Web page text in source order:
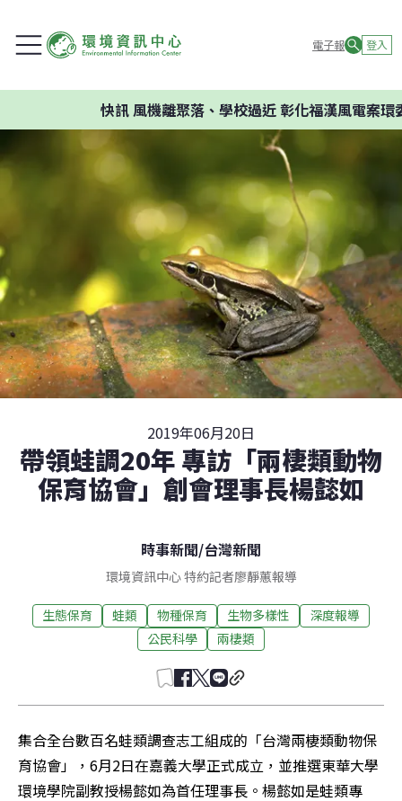
電子報 登入
風機離聚落、學校過近 彰化福漢風電案環委建議不
2019年06月20日
帶領蛙調20年 專訪「兩棲類動物
保育協會」創會理事長楊懿如
時事新聞/台灣新聞
環境資訊中心 特約記者廖靜蕙報導
生態保育 蛙類 物種保育 生物多樣性
深度報導
公民科學
兩棲類
集合全台數百名蛙類調查志工組成的「台灣兩棲類動物保
育協會」，6月2日在嘉義大學正式成立，並推選東華大學
環境學院副教授楊懿如為首任理事長。楊懿如是蛙類專